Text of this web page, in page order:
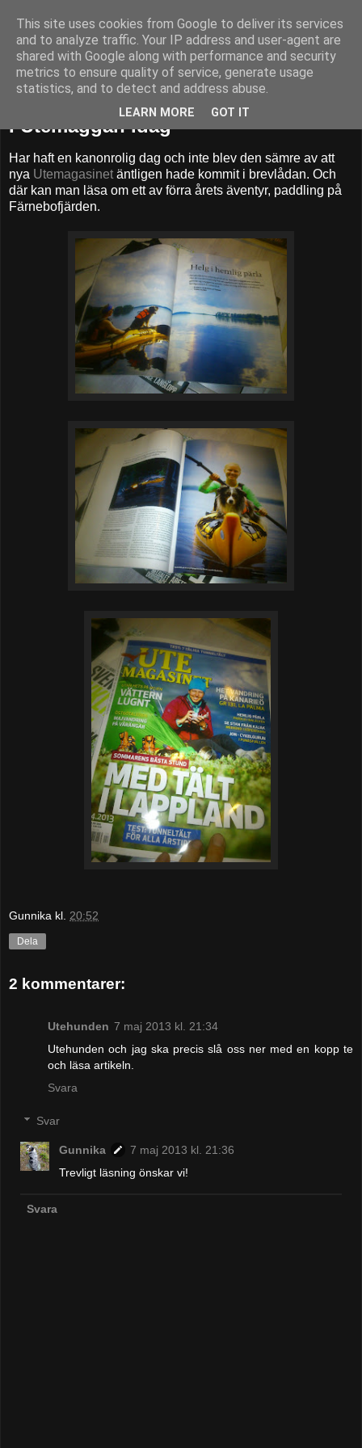
52adventures
I Utemaggan idag
Har haft en kanonrolig dag och inte blev den sämre av att
nya Utemagasinet äntligen hade kommit i brevlådan. Och
där kan man läsa om ett av förra årets äventyr, paddling på
Färnebofjärden.
Gunnika kl. 20:52
Dela
2 kommentarer:
Utehunden 7 maj 2013 kl. 21:34
Utehunden och jag ska precis slå oss ner med en kopp te
och läsa artikeln.
Svara
Svar
Gunnika
7 maj 2013 kl. 21:36
Trevligt läsning önskar vi!
Svara
This site uses cookies from Google to deliver its services
and to analyze traffic. Your IP address and user-agent are
shared with Google along with performance and security
metrics to ensure quality of service, generate usage
statistics, and to detect and address abuse.
LEARN MORE GOT IT